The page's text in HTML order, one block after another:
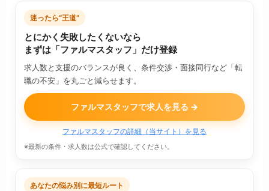
迷ったら“王道”
とにかく失敗したくないなら
まずは「ファルマスタッフ」だけ登録
求人数と支援のバランスが良く、条件交渉・面接同行など「転
職の不安」を丸ごと減らせます。
ファルマスタッフで求人を見る →
ファルマスタッフの詳細（当サイト）を見る
※最新の条件・求人数は公式で確認してください。
あなたの悩み別に最短ルート